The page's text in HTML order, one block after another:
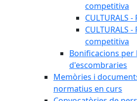
competitiva
CULTURALS
CULTURALS
competitiva
Bonificacions per
d'escombraries
Memòries i
normatius en curs